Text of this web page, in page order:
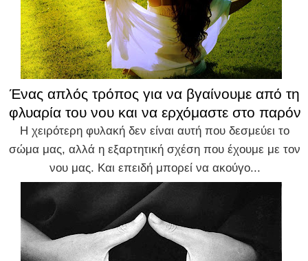
Ένας απλός τρόπος για να βγαίνουμε από τη
φλυαρία του νου και να ερχόμαστε στο παρόν
Η χειρότερη φυλακή δεν είναι αυτή που δεσμεύει το
σώμα μας, αλλά η εξαρτητική σχέση που έχουμε με τον
νου μας. Και επειδή μπορεί να ακούγο...